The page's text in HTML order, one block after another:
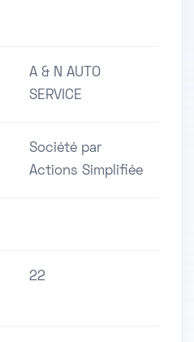
A & N AUTO
SERVICE
Société par
Actions Simplifiée
22